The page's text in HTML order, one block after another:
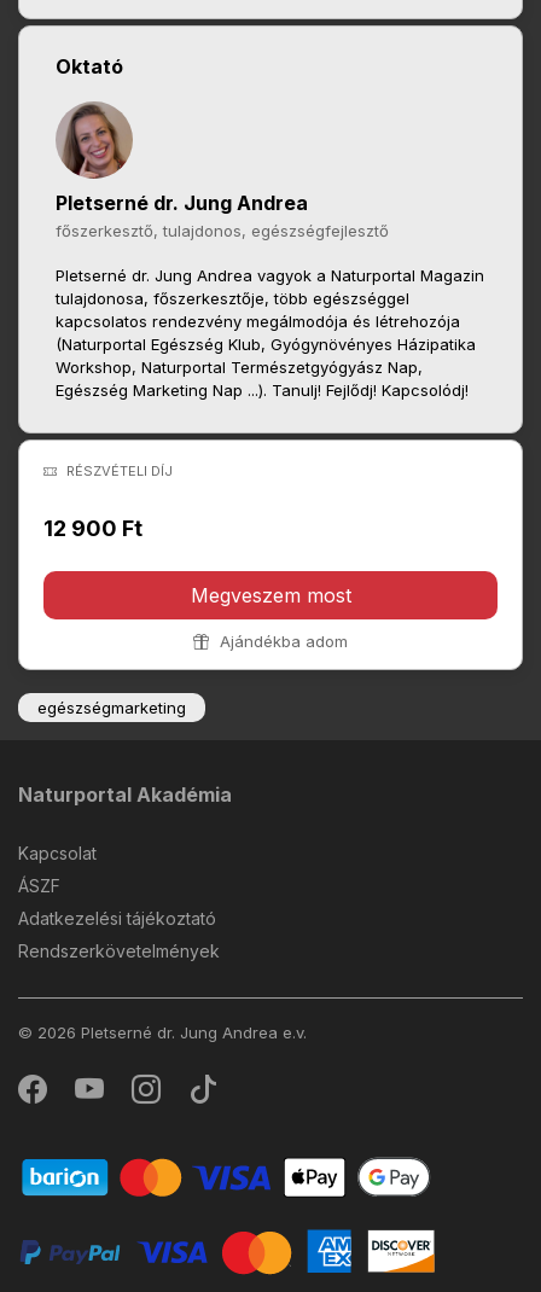
Oktató
Pletserné dr. Jung Andrea
főszerkesztő, tulajdonos, egészségfejlesztő
Pletserné dr. Jung Andrea vagyok a Naturportal Magazin
tulajdonosa, főszerkesztője, több egészséggel
kapcsolatos rendezvény megálmodója és létrehozója
(Naturportal Egészség Klub, Gyógynövényes Házipatika
Workshop, Naturportal Természetgyógyász Nap,
Egészség Marketing Nap ...). Tanulj! Fejlődj! Kapcsolódj!
RÉSZVÉTELI DÍJ
12 900 Ft
Megveszem most
Ajándékba adom
egészségmarketing
Naturportal Akadémia
Kapcsolat
ÁSZF
Adatkezelési tájékoztató
Rendszerkövetelmények
© 2026 Pletserné dr. Jung Andrea e.v.